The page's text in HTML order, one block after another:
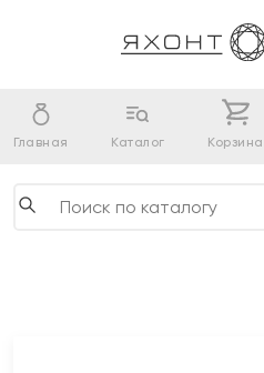
Главная Каталог Корзина